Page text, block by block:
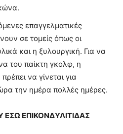
επαγγελματικές
σε τομείς όπως οι
και η ξυλουργική. Για να
του παίκτη γκολφ, η
να γίνεται για
την ημέρα πολλές ημέρες.
ΕΣΩ ΕΠΙΚΟΝΔΥΛΙΤΙΔΑΣ